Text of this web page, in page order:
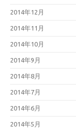
2014年12月
2014年11月
2014年10月
2014年9月
2014年8月
2014年7月
2014年6月
2014年5月